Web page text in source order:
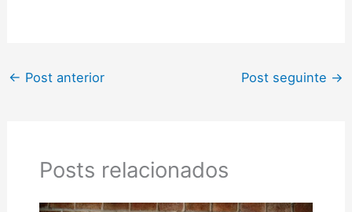
← Post anterior Post seguinte →
Posts relacionados